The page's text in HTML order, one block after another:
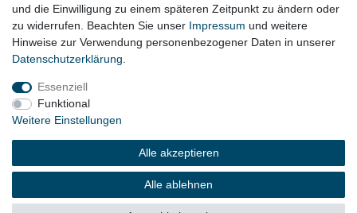
Impressum Daten­schutz­erklärung AGB
Widerrufs­recht
und die Einwilligung zu einem späteren Zeitpunkt zu ändern oder
zu widerrufen. Beachten Sie unser Impressum und weitere
Hinweise zur Verwendung personenbezogener Daten in unserer
Daten­schutz­erklärung
Essenziell
Funktional
Weitere Einstellungen
Alle akzeptieren
Alle ablehnen